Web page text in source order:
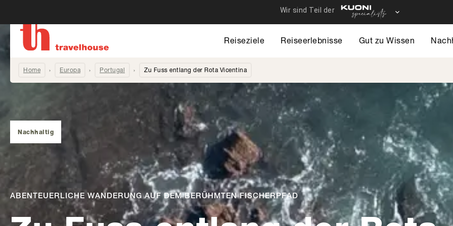
Reiseziele Reiseerlebnisse Gut zu Wissen
Home Europa Portugal Zu Fuss entlang der Rota Vicentina
ABENTEUERLICHE WANDERUNG AUF DEM BERÜHMTEN FISCHERPFAD
Nachhaltig